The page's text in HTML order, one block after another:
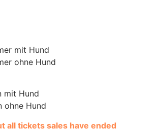
mit Hund
ohne Hund
mit Hund
ohne Hund
all tickets sales have ended